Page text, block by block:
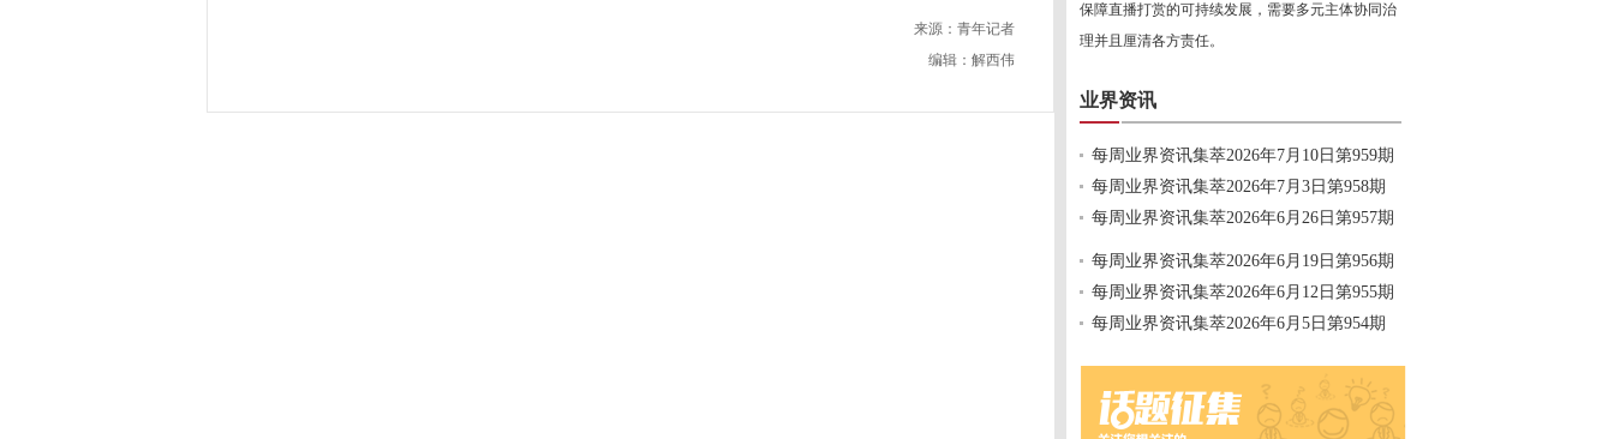
来源：青年记者
编辑：解西伟
保障直播打赏的可持续发展，需要多元主体协同治
理并且厘清各方责任。
业界资讯
每周业界资讯集萃2026年7月10日第959期
每周业界资讯集萃2026年7月3日第958期
每周业界资讯集萃2026年6月26日第957期
每周业界资讯集萃2026年6月19日第956期
每周业界资讯集萃2026年6月12日第955期
每周业界资讯集萃2026年6月5日第954期